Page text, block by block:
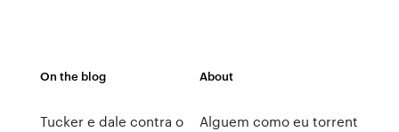
On the blog
Tucker e dale contra o
About
Alguem como eu torrent